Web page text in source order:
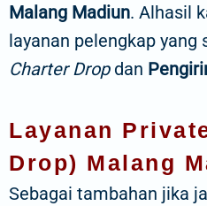
Malang Madiun. Alhasil
layanan pelengkap yang
Charter Dropdan
Layanan
Drop) Malang
Sebagai tambahan jika